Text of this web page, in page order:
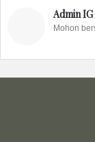
Admin IG
Mohon